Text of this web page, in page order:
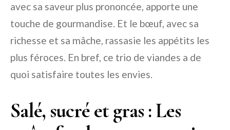
avec sa saveur plus prononcée, apporte une
touche de gourmandise. Et le bœuf, avec sa
richesse et sa mâche, rassasie les appétits les
plus féroces. En bref, ce trio de viandes a de
quoi satisfaire toutes les envies.
Salé, sucré et gras : Les